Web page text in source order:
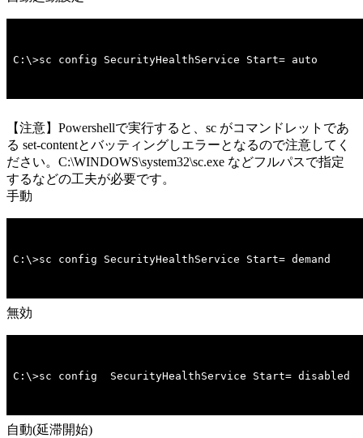
C:\>sc config SecurityHealthService Start= auto
【注意】Powershellで実行すると、sc がコマンドレットであ
る set-contentとバッティングしエラーとなるので注意してく
ださい。C:\WINDOWS\system32\sc.exe などフルパスで指定
するなどの工夫が必要です。
手動
C:\>sc config SecurityHealthService Start= demand
無効
C:\>sc config  SecurityHealthService Start= disabled
自動(延滞開始)